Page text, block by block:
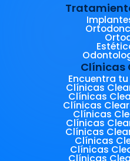
Clínicas
Encuentra
Clínicas
Clínicas
Clínicas
Clínicas
Clínicas
Clínicas
Clínicas
Clínicas